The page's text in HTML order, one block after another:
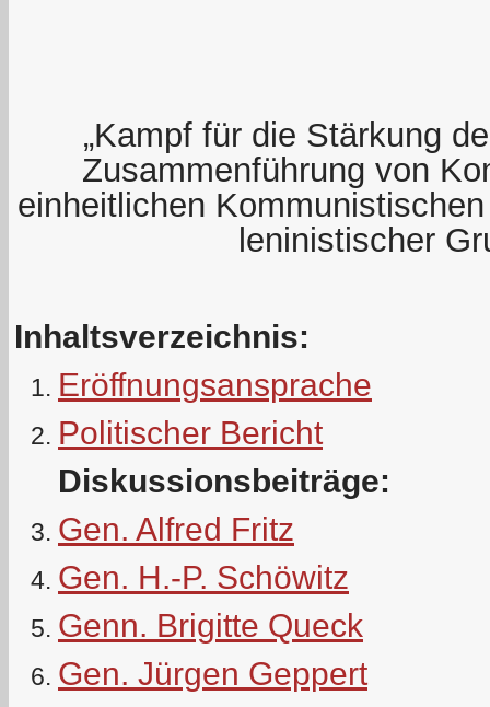
„Kampf für die Stärkung
Zusammenführung von
einheitlichen
leninistischer
Inhaltsverzeichnis:
Eröffnungsansprache
Politischer Bericht
Diskussionsbeiträge:
Gen. Alfred Fritz
Gen. H.-P. Schöwitz
Genn. Brigitte Queck
Gen. Jürgen Geppert